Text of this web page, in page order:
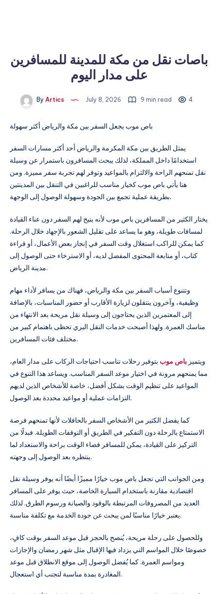
باصات نقل من مكة للمدينة للمسافرين
على مدار اليوم
By Artics July 8, 2026 9 min read 4
باص موب يجعل السفر بين مكة والرياض أكثر سهولة
يمثل الطريق بين مكة المكرمة والرياض أحد أكثر مسارات السفر
استخدامًا داخل المملكة، لذلك يبحث المسافرون باستمرار عن وسيلة
نقل تمنحهم الراحة والالتزام بالمواعيد وتوفر لهم تجربة سفر مميزة. ومن
هنا يأتي باص موب كخيار مناسب للراغبين في التنقل بين المدينتين
بطريقة عملية تجمع بين الجودة وسهولة الوصول إلى الوجهة.
يختار الكثير من المسافرين باص موب لأنه يتيح لهم السفر دون عناء القيادة
لمسافات طويلة، وهو ما يساعد على تقليل الشعور بالإجهاد خلال الرحلة.
كما يمكن للراكب استغلال وقت السفر في إنجاز بعض الأعمال، أو قراءة
كتاب، أو متابعة المحتوى المفضل لديه، أو الاسترخاء حتى الوصول إلى
مدينة الرياض.
وتتنوع أسباب السفر بين مكة والرياض، فهناك من يسافر لأداء مهام
وظيفية، وآخرون ينتقلون لزيارة الأقارب أو حضور المناسبات، بالإضافة
إلى المعتمرين الذين يحتاجون إلى وسيلة نقل مريحة بعد الانتهاء من
مناسك العمرة. ولهذا أصبحت خدمات النقل البري تحظى باهتمام كبير من
مختلف فئات المسافرين.
ويتميز باص موب بتوفير رحلات تناسب احتياجات الركاب على مدار العام،
مما يمنحهم مرونة في اختيار موعد السفر المناسب. ويساعد هذا التنوع في
المواعيد على تنظيم الوقت بشكل أفضل، خاصة للأشخاص الذين لديهم
التزامات عملية أو مواعيد محددة بعد الوصول.
كما يفضل الكثير من الأشخاص السفر بالحافلات لأنها تمنحهم فرصة
الاستمتاع بالرحلة دون التفكير في الطريق أو التوقفات الطويلة. فبدلًا من
التركيز على القيادة، يمكن للمسافر قضاء الوقت براحة والاستعداد لما
ينتظره بعد الوصول إلى وجهته.
ومن الجوانب التي تجعل باص موب خيارًا مميزًا أيضًا أنه يوفر وسيلة نقل
اقتصادية مقارنة باستخدام السيارة الخاصة، حيث يوفر على المسافر
العديد من المصروفات المرتبطة بالوقود والصيانة ورسوم الطرق. لذلك
يعتبر خيارًا مناسبًا لمن يبحث عن جودة الخدمة مع تكلفة مناسبة.
وللحصول على رحلة مريحة، يُنصح بالحجز قبل موعد السفر بوقت كافٍ،
خصوصًا خلال المواسم التي يزداد فيها الإقبال مثل شهر رمضان والإجازات
ومواسم العمرة. كما يُفضل الوصول إلى موقع الانطلاق قبل موعد
المغادرة بمدة مناسبة لتجنب أي استعجال.